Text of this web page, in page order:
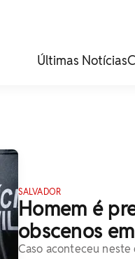
Últimas Notícias
SALVADOR
Homem é
obscenos
Caso aconteceu